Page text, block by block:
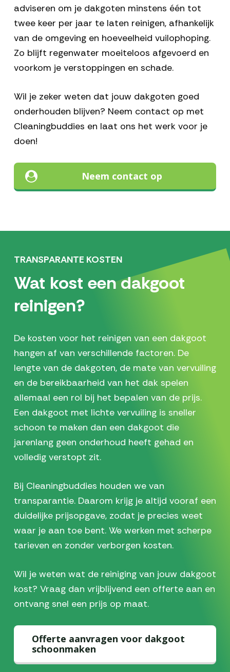
adviseren om je dakgoten minstens één tot
twee keer per jaar te laten reinigen, afhankelijk
van de omgeving en hoeveelheid vuilophoping.
Zo blijft regenwater moeiteloos afgevoerd en
voorkom je verstoppingen en schade.
Wil je zeker weten dat jouw dakgoten goed
onderhouden blijven? Neem contact op met
Cleaningbuddies en laat ons het werk voor je
doen!
Neem contact op
TRANSPARANTE KOSTEN
Wat kost een dakgoot
reinigen?
De kosten voor het reinigen van een dakgoot
hangen af van verschillende factoren. De
lengte van de dakgoten, de mate van vervuiling
en de bereikbaarheid van het dak spelen
allemaal een rol bij het bepalen van de prijs.
Een dakgoot met lichte vervuiling is sneller
schoon te maken dan een dakgoot die
jarenlang geen onderhoud heeft gehad en
volledig verstopt zit.
Bij Cleaningbuddies houden we van
transparantie. Daarom krijg je altijd vooraf een
duidelijke prijsopgave, zodat je precies weet
waar je aan toe bent. We werken met scherpe
tarieven en zonder verborgen kosten.
Wil je weten wat de reiniging van jouw dakgoot
kost? Vraag dan vrijblijvend een offerte aan en
ontvang snel een prijs op maat.
Offerte aanvragen voor dakgoot
schoonmaken